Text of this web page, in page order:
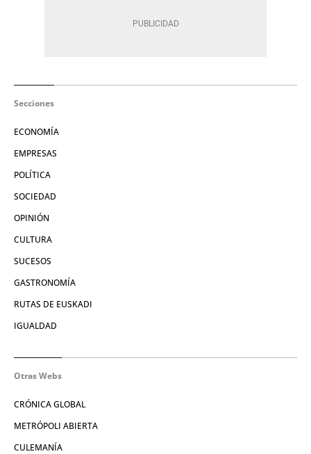
Secciones
ECONOMÍA
EMPRESAS
POLÍTICA
SOCIEDAD
OPINIÓN
CULTURA
SUCESOS
GASTRONOMÍA
RUTAS DE EUSKADI
IGUALDAD
Otras Webs
CRÓNICA GLOBAL
METRÓPOLI ABIERTA
CULEMANÍA